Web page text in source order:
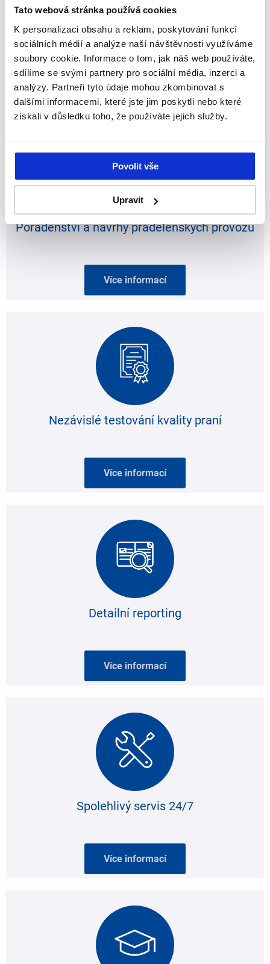
Tato webová stránka používá cookies
K personalizaci obsahu a reklam, poskytování funkcí
sociálních médií a analýze naší návštěvnosti využíváme
soubory cookie. Informace o tom, jak náš web používáte,
sdílíme se svými partnery pro sociální média, inzerci a
analýzy. Partneři tyto údaje mohou zkombinovat s
dalšími informacemi, které jste jim poskytli nebo které
získali v důsledku toho, že používáte jejich služby.
Povolit vše
Upravit
Optimalizace procesů a energií
Více informací
Poradenství a návrhy prádelenských provozů
Více informací
Nezávislé testování kvality praní
Více informací
Detailní reporting
Více informací
Spolehlivý servis 24/7
Více informací